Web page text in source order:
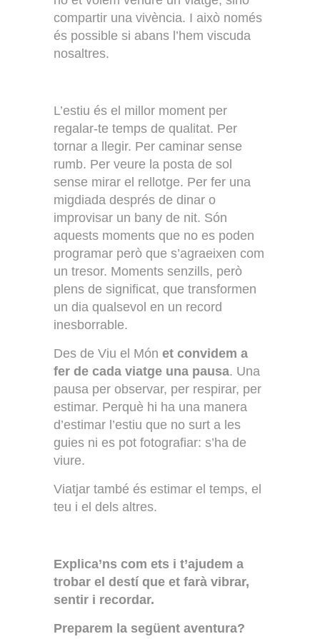
compartir una vivència. I això només
és possible si abans l’hem viscuda
nosaltres.
L’estiu és el millor moment per
regalar-te temps de qualitat. Per
tornar a llegir. Per caminar sense
rumb. Per veure la posta de sol
sense mirar el rellotge. Per fer una
migdiada després de dinar o
improvisar un bany de nit. Són
aquests moments que no es poden
programar però que s’agraeixen com
un tresor. Moments senzills, però
plens de significat, que transformen
un dia qualsevol en un record
inesborrable.
Des de Viu el Món et convidem a
fer de cada viatge una pausa. Una
pausa per observar, per respirar, per
estimar. Perquè hi ha una manera
d’estimar l’estiu que no surt a les
guies ni es pot fotografiar: s’ha de
viure.
Viatjar també és estimar el temps, el
teu i el dels altres.
Explica’ns com ets i t’ajudem a
trobar el destí que et farà vibrar,
sentir i recordar.
Preparem la següent aventura?